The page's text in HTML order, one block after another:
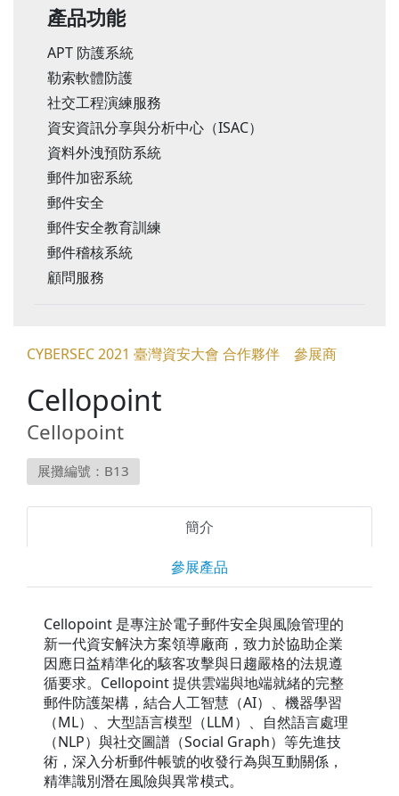
CYBERSEC 2021 臺灣資安大會 合作夥伴 參展商
Cellopoint
Cellopoint
展攤編號：B13
簡介
參展產品
Cellopoint 是專注於電子郵件安全與風險管理的
新一代資安解決方案領導廠商，致力於協助企業
因應日益精準化的駭客攻擊與日趨嚴格的法規遵
循要求。Cellopoint 提供雲端與地端就緒的完整
郵件防護架構，結合人工智慧（AI）、機器學習
（ML）、大型語言模型（LLM）、自然語言處理
（NLP）與社交圖譜（Social Graph）等先進技
術，深入分析郵件帳號的收發行為與互動關係，
精準識別潛在風險與異常模式。
產品功能
APT 防護系統
勒索軟體防護
社交工程演練服務
資安資訊分享與分析中心（ISAC）
資料外洩預防系統
郵件加密系統
郵件安全
郵件安全教育訓練
郵件稽核系統
顧問服務